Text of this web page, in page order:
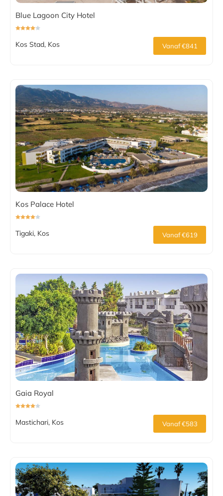
Blue Lagoon City Hotel
Kos Stad, Kos Vanaf €841
Kos Palace Hotel
Tigaki, Kos Vanaf €619
Gaia Royal
Mastichari, Kos Vanaf €583